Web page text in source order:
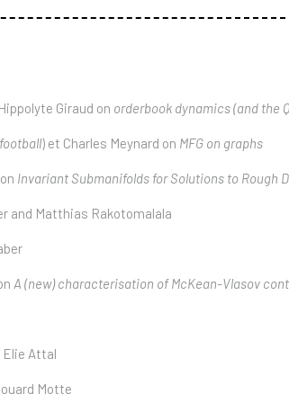
Giraud on orderbook dynamics (and the
football) et Charles Meynard on MFG on graphs
Invariant Submanifolds for Solutions to Rough
and Matthias Rakotomalala
A (new) characterisation of McKean-Vlasov
Elie Attal
Motte